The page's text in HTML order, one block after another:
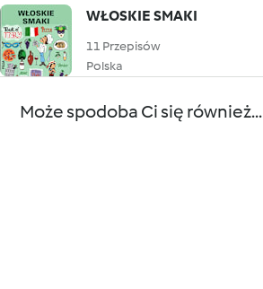
WŁOSKIE SMAKI
11 Przepisów
Polska
Może spodoba Ci się również...